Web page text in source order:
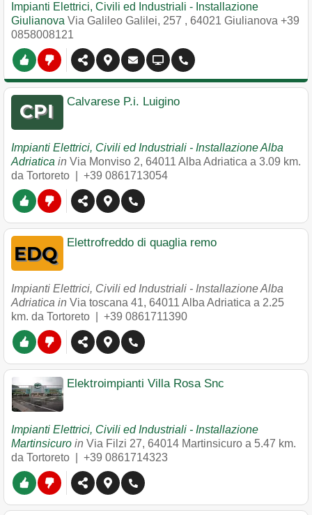
Impianti Elettrici, Civili ed Industriali - Installazione
Giulianova Via Galileo Galilei, 257 , 64021 Giulianova +39
0858008121
Calvarese P.i. Luigino
Impianti Elettrici, Civili ed Industriali - Installazione Alba
Adriatica in Via Monviso 2, 64011 Alba Adriatica a 3.09 km.
da Tortoreto | +39 0861713054
Elettrofreddo di quaglia remo
Impianti Elettrici, Civili ed Industriali - Installazione Alba
Adriatica in Via toscana 41, 64011 Alba Adriatica a 2.25
km. da Tortoreto | +39 0861711390
Elektroimpianti Villa Rosa Snc
Impianti Elettrici, Civili ed Industriali - Installazione
Martinsicuro in Via Filzi 27, 64014 Martinsicuro a 5.47 km.
da Tortoreto | +39 0861714323